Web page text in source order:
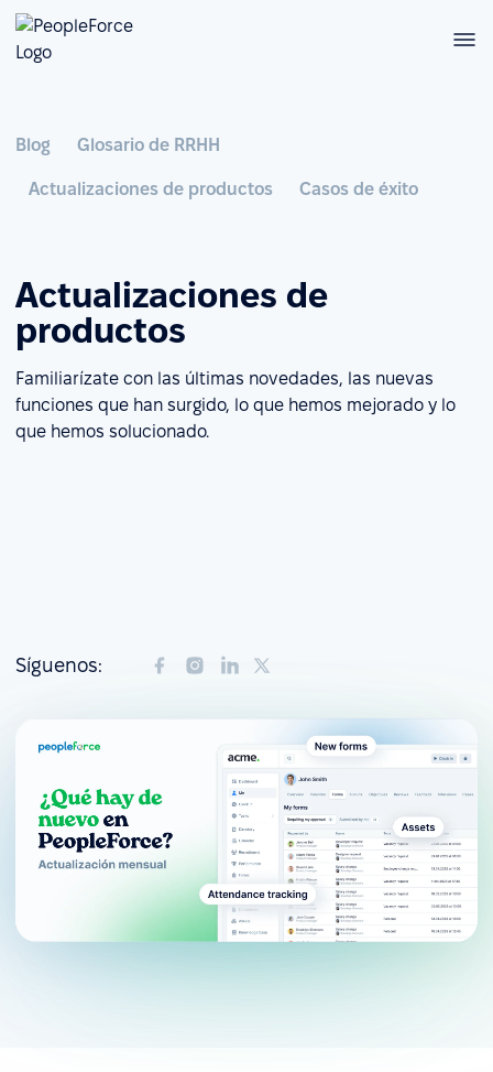
Blog Glosario de RRHH
Actualizaciones de productos Casos de éxito
Actualizaciones de
productos
Familiarízate con las últimas novedades, las nuevas
funciones que han surgido, lo que hemos mejorado y lo
que hemos solucionado.
Síguenos: